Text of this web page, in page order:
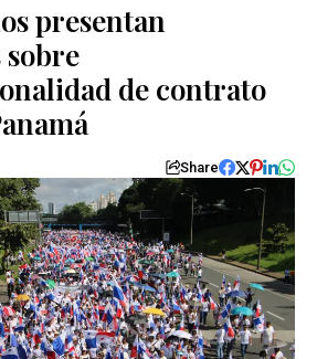
presentan
de contrato
Share